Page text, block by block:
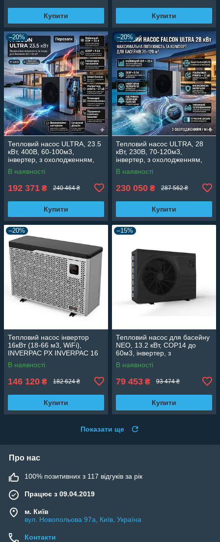
Купити Купити
–20%
Тепловий насос ULTRA, 23.5
кВт, 400В, 60-100м3,
інвертер, з охолодженням,
WI-FI
В наявності
192 371 ₴ 240 464 ₴
Купити
–20%
Тепловий насос ULTRA, 28
кВт, 230В, 70-120м3,
інвертер, з охолодженням,
WI-FI
В наявності
230 050 ₴ 287 562 ₴
Купити
–20%
Тепловий насос інвертор
16кВт (18-66 м3, WiFi),
INVERPAC PX INVERPAC 16
В наявності
146 120 ₴ 182 624 ₴
Купити
–15%
Тепловий насос для басейну
NEO, 13.2 кВт, СОР14 до
60м3, інвертер, з
охолодженням, WI-FI
В наявності
79 453 ₴ 93 474 ₴
Купити
Показати ще
Про нас
100% позитивних з 117 відгуків за рік
Працює з 09.04.2019
м. Київ
вул. Новопольова 97а, Київ, Україна
Контакти